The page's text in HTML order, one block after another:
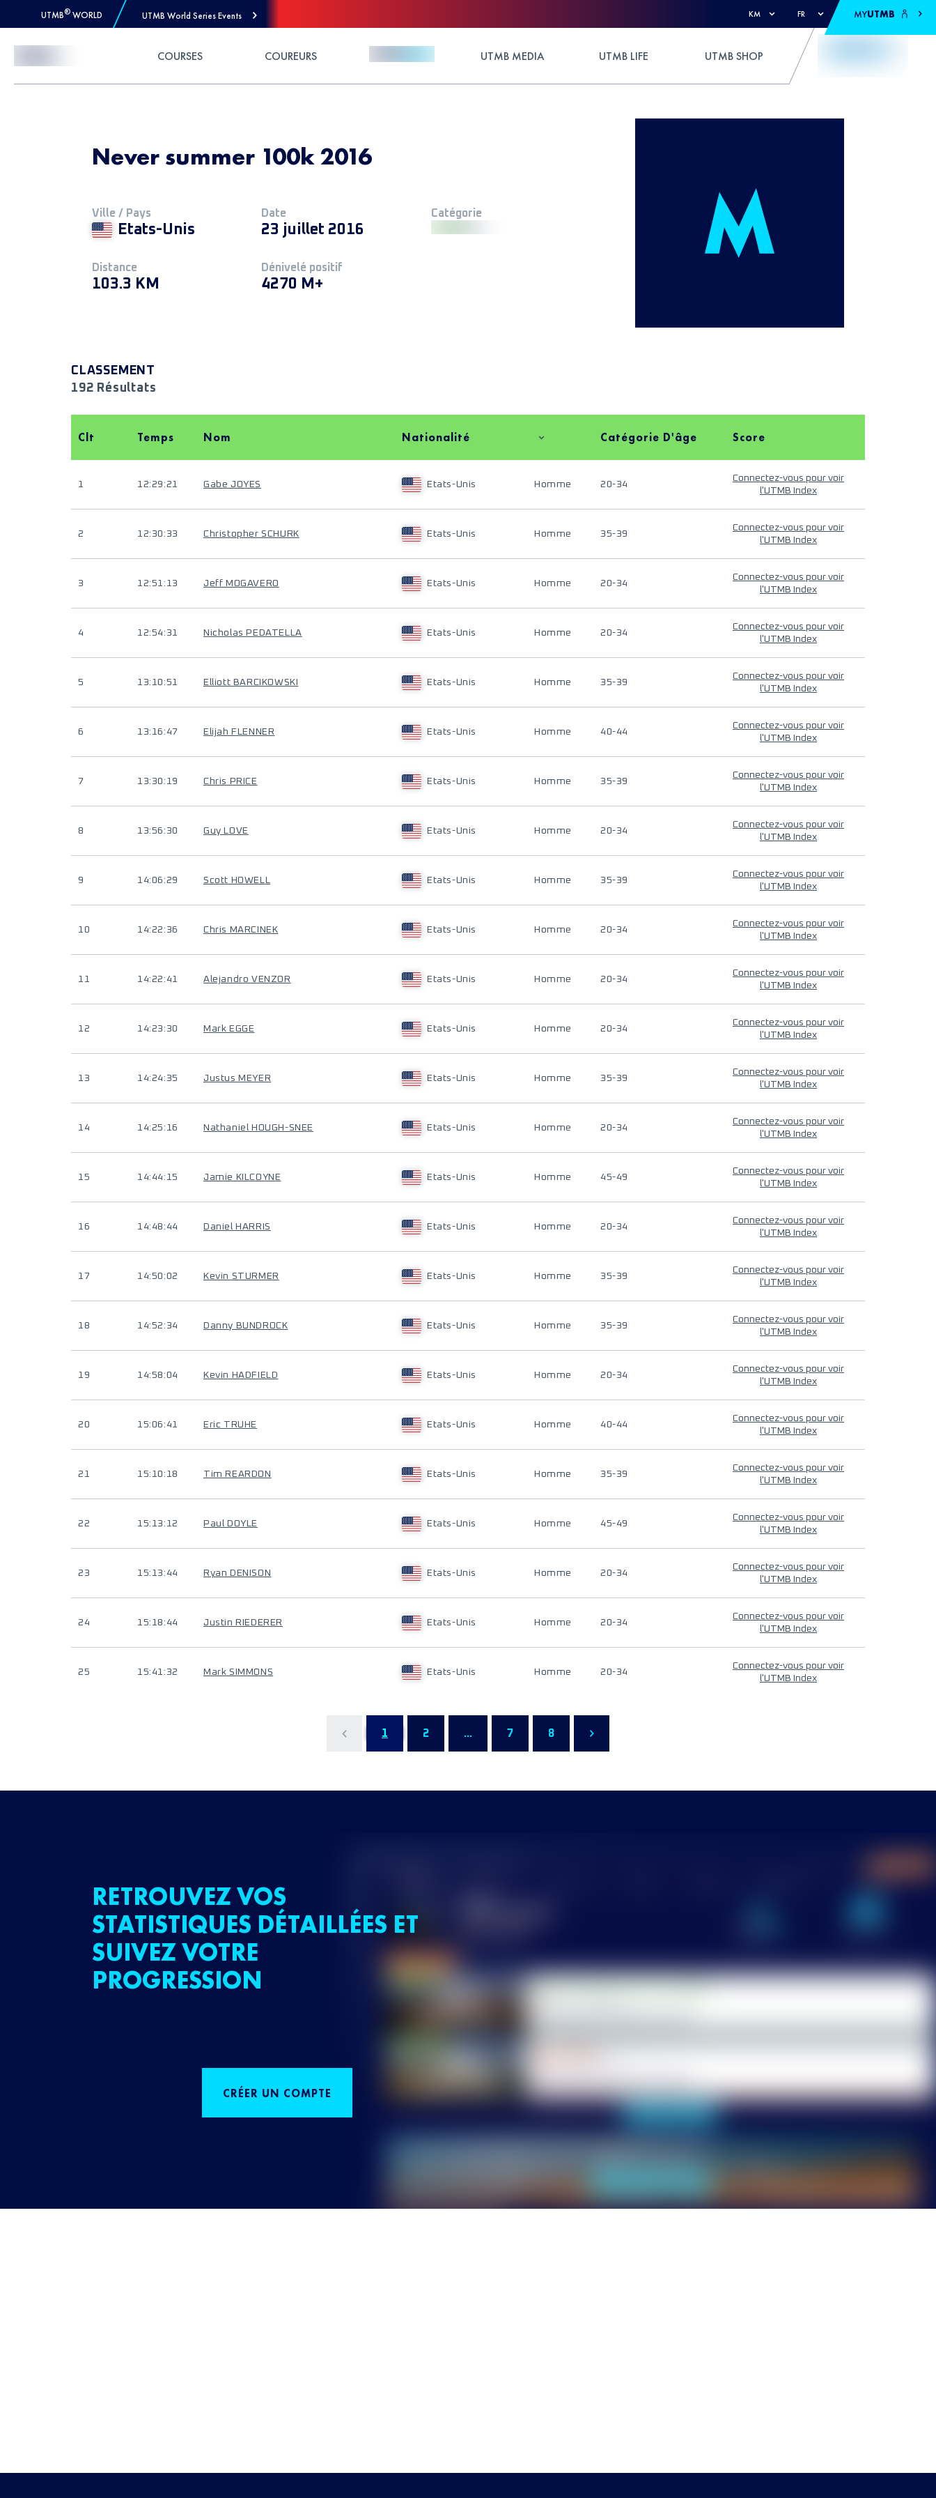
UTMB® WORLD UTMB World Series Events KM FR MYUTMB
COURSES COUREURS UTMB MEDIA UTMB LIFE UTMB SHOP
Never summer 100k 2016
Ville / Pays
Etats-Unis
Date
23 juillet 2016
Catégorie
Distance
103.3 KM
Dénivelé positif
4270 M+
CLASSEMENT
192 Résultats
Clt Temps Nom Nationalité Catégorie D'âge Score
1 12:29:21 Gabe JOYES Etats-Unis Homme 20-34
Connectez-vous pour voir
l'UTMB Index
2 12:30:33 Christopher SCHURK Etats-Unis Homme 35-39
Connectez-vous pour voir
l'UTMB Index
3 12:51:13 Jeff MOGAVERO Etats-Unis Homme 20-34
Connectez-vous pour voir
l'UTMB Index
4 12:54:31 Nicholas PEDATELLA Etats-Unis Homme 20-34
Connectez-vous pour voir
l'UTMB Index
5 13:10:51 Elliott BARCIKOWSKI Etats-Unis Homme 35-39
Connectez-vous pour voir
l'UTMB Index
6 13:16:47 Elijah FLENNER Etats-Unis Homme 40-44
Connectez-vous pour voir
l'UTMB Index
7 13:30:19 Chris PRICE Etats-Unis Homme 35-39
Connectez-vous pour voir
l'UTMB Index
8 13:56:30 Guy LOVE Etats-Unis Homme 20-34
Connectez-vous pour voir
l'UTMB Index
9 14:06:29 Scott HOWELL Etats-Unis Homme 35-39
Connectez-vous pour voir
l'UTMB Index
10 14:22:36 Chris MARCINEK Etats-Unis Homme 20-34
Connectez-vous pour voir
l'UTMB Index
11 14:22:41 Alejandro VENZOR Etats-Unis Homme 20-34
Connectez-vous pour voir
l'UTMB Index
12 14:23:30 Mark EGGE Etats-Unis Homme 20-34
Connectez-vous pour voir
l'UTMB Index
13 14:24:35 Justus MEYER Etats-Unis Homme 35-39
Connectez-vous pour voir
l'UTMB Index
14 14:25:16 Nathaniel HOUGH-SNEE Etats-Unis Homme 20-34
Connectez-vous pour voir
l'UTMB Index
15 14:44:15 Jamie KILCOYNE Etats-Unis Homme 45-49
Connectez-vous pour voir
l'UTMB Index
16 14:48:44 Daniel HARRIS Etats-Unis Homme 20-34
Connectez-vous pour voir
l'UTMB Index
17 14:50:02 Kevin STURMER Etats-Unis Homme 35-39
Connectez-vous pour voir
l'UTMB Index
18 14:52:34 Danny BUNDROCK Etats-Unis Homme 35-39
Connectez-vous pour voir
l'UTMB Index
19 14:58:04 Kevin HADFIELD Etats-Unis Homme 20-34
Connectez-vous pour voir
l'UTMB Index
20 15:06:41 Eric TRUHE Etats-Unis Homme 40-44
Connectez-vous pour voir
l'UTMB Index
21 15:10:18 Tim REARDON Etats-Unis Homme 35-39
Connectez-vous pour voir
l'UTMB Index
22 15:13:12 Paul DOYLE Etats-Unis Homme 45-49
Connectez-vous pour voir
l'UTMB Index
23 15:13:44 Ryan DENISON Etats-Unis Homme 20-34
Connectez-vous pour voir
l'UTMB Index
24 15:18:44 Justin RIEDERER Etats-Unis Homme 20-34
Connectez-vous pour voir
l'UTMB Index
25 15:41:32 Mark SIMMONS Etats-Unis Homme 20-34
Connectez-vous pour voir
l'UTMB Index
1 2 ... 7 8
RETROUVEZ VOS
STATISTIQUES DÉTAILLÉES ET
SUIVEZ VOTRE
PROGRESSION
CRÉER UN COMPTE